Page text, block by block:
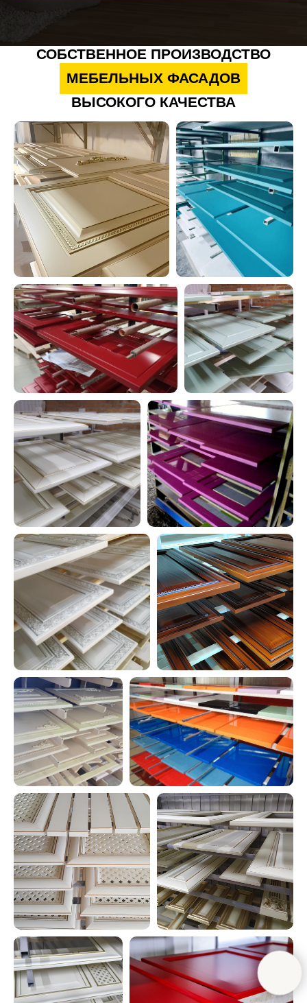
СОБСТВЕННОЕ ПРОИЗВОДСТВО
МЕБЕЛЬНЫХ ФАСАДОВ
ВЫСОКОГО КАЧЕСТВА